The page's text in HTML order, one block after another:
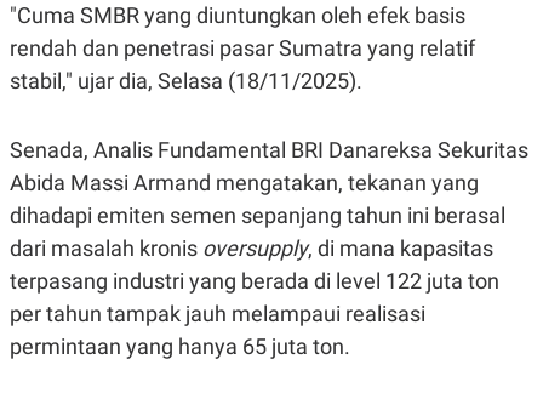
T
K
O
N
T
N
A
C
A
E
P
R
E
S
R
E
L
E
S
"Cuma SMBR yang diuntungkan oleh efek basis
rendah dan penetrasi pasar Sumatra yang relatif
stabil," ujar dia, Selasa (18/11/2025).
Senada, Analis Fundamental BRI Danareksa Sekuritas
Abida Massi Armand mengatakan, tekanan yang
dihadapi emiten semen sepanjang tahun ini berasal
dari masalah kronis oversupply, di mana kapasitas
terpasang industri yang berada di level 122 juta ton
per tahun tampak jauh melampaui realisasi
permintaan yang hanya 65 juta ton.